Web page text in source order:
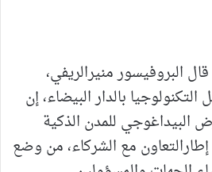
البروفيسور منيرالريفي،
التكنولوجيا بالدار البيضاء، إن
البيداغوجي للمدن الذكية
مع الشركاء، من وضع